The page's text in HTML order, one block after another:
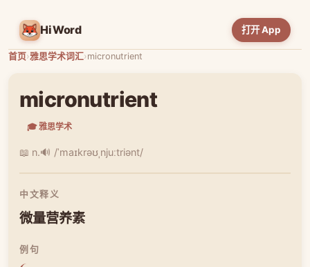
HiWord 打开 App
首页›雅思学术词汇›micronutrient
micronutrient
🎓 雅思学术
📖 n.🔊 /ˈmaɪkrəʊˌnjuːtriənt/
中文释义
微量营养素
例句